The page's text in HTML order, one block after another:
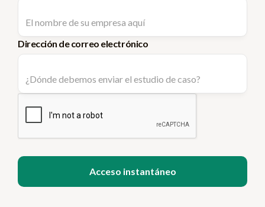
Dirección de correo electrónico